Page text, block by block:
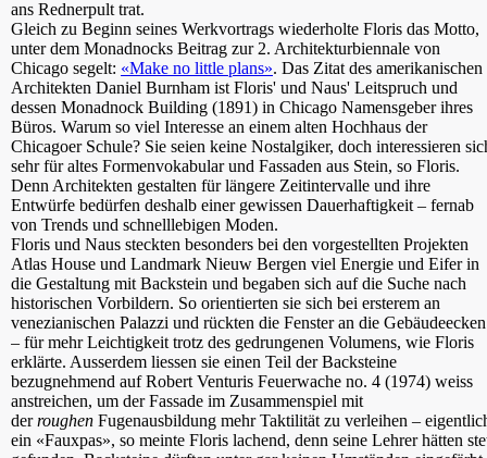
ans Rednerpult trat.
Gleich zu Beginn seines Werkvortrags wiederholte Floris das Motto,
unter dem Monadnocks Beitrag zur 2. Architekturbiennale von
Chicago segelt: «Make no little plans». Das Zitat des amerikanischen
Architekten Daniel Burnham ist Floris' und Naus' Leitspruch und
dessen Monadnock Building (1891) in Chicago Namensgeber ihres
Büros. Warum so viel Interesse an einem alten Hochhaus der
Chicagoer Schule? Sie seien keine Nostalgiker, doch interessieren
sehr für altes Formenvokabular und Fassaden aus Stein, so Floris.
Denn Architekten gestalten für längere Zeitintervalle und ihre
Entwürfe bedürfen deshalb einer gewissen Dauerhaftigkeit – fernab
von Trends und schnelllebigen Moden.
Floris und Naus steckten besonders bei den vorgestellten Projekten
Atlas House und Landmark Nieuw Bergen viel Energie und Eifer in
die Gestaltung mit Backstein und begaben sich auf die Suche nach
historischen Vorbildern. So orientierten sie sich bei ersterem an
venezianischen Palazzi und rückten die Fenster an die Gebäudeecken
– für mehr Leichtigkeit trotz des gedrungenen Volumens, wie Floris
erklärte. Ausserdem liessen sie einen Teil der Backsteine
bezugnehmend auf Robert Venturis Feuerwache no. 4 (1974) weiss
anstreichen, um der Fassade im Zusammenspiel mit
derroughen Fugenausbildung mehr Taktilität zu verleihen –
ein «Fauxpas», so meinte Floris lachend, denn seine Lehrer hätten